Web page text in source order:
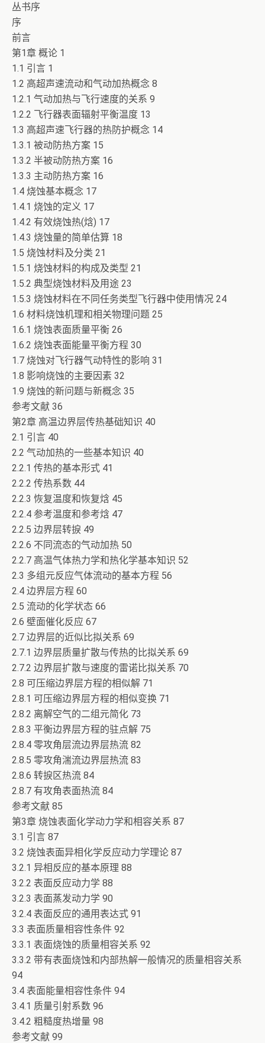
丛书序
序
前言
第1章 概论 1
1.1 引言 1
1.2 高超声速流动和气动加热概念 8
1.2.1 气动加热与飞行速度的关系 9
1.2.2 飞行器表面辐射平衡温度 13
1.3 高超声速飞行器的热防护概念 14
1.3.1 被动防热方案 15
1.3.2 半被动防热方案 16
1.3.3 主动防热方案 16
1.4 烧蚀基本概念 17
1.4.1 烧蚀的定义 17
1.4.2 有效烧蚀热(焓) 17
1.4.3 烧蚀量的简单估算 18
1.5 烧蚀材料及分类 21
1.5.1 烧蚀材料的构成及类型 21
1.5.2 典型烧蚀材料及用途 23
1.5.3 烧蚀材料在不同任务类型飞行器中使用情况 24
1.6 材料烧蚀机理和相关物理问题 25
1.6.1 烧蚀表面质量平衡 26
1.6.2 烧蚀表面能量平衡方程 30
1.7 烧蚀对飞行器气动特性的影响 31
1.8 影响烧蚀的主要因素 32
1.9 烧蚀的新问题与新概念 35
参考文献 36
第2章 高温边界层传热基础知识 40
2.1 引言 40
2.2 气动加热的一些基本知识 40
2.2.1 传热的基本形式 41
2.2.2 传热系数 44
2.2.3 恢复温度和恢复焓 45
2.2.4 参考温度和参考焓 47
2.2.5 边界层转捩 49
2.2.6 不同流态的气动加热 50
2.2.7 高温气体热力学和热化学基本知识 52
2.3 多组元反应气体流动的基本方程 56
2.4 边界层方程 60
2.5 流动的化学状态 66
2.6 壁面催化反应 67
2.7 边界层的近似比拟关系 69
2.7.1 边界层质量扩散与传热的比拟关系 69
2.7.2 边界层扩散与速度的雷诺比拟关系 70
2.8 可压缩边界层方程的相似解 71
2.8.1 可压缩边界层方程的相似变换 71
2.8.2 离解空气的二组元简化 73
2.8.3 平衡边界层方程的驻点解 75
2.8.4 零攻角层流边界层热流 82
2.8.5 零攻角湍流边界层热流 83
2.8.6 转捩区热流 84
2.8.7 有攻角表面热流 84
参考文献 85
第3章 烧蚀表面化学动力学和相容关系 87
3.1 引言 87
3.2 烧蚀表面异相化学反应动力学理论 87
3.2.1 异相反应的基本原理 88
3.2.2 表面反应动力学 88
3.2.3 表面蒸发动力学 90
3.2.4 表面反应的通用表达式 91
3.3 表面质量相容性条件 92
3.3.1 表面烧蚀的质量相容关系 92
3.3.2 带有表面烧蚀和内部热解一般情况的质量相容关系
94
3.4 表面能量相容性条件 94
3.4.1 质量引射系数 96
3.4.2 粗糙度热增量 98
参考文献 99